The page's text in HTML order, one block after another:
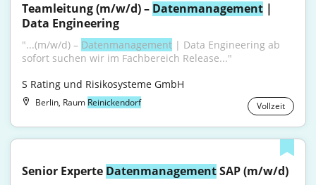
Teamleitung (m/w/d) – Datenmanagement |
Data Engineering
"...(m/w/d) – Datenmanagement | Data Engineering ab
sofort suchen wir im Fachbereich Release..."
S Rating und Risikosysteme GmbH
Berlin, Raum Reinickendorf Vollzeit
Senior Experte Datenmanagement SAP (m/w/d)